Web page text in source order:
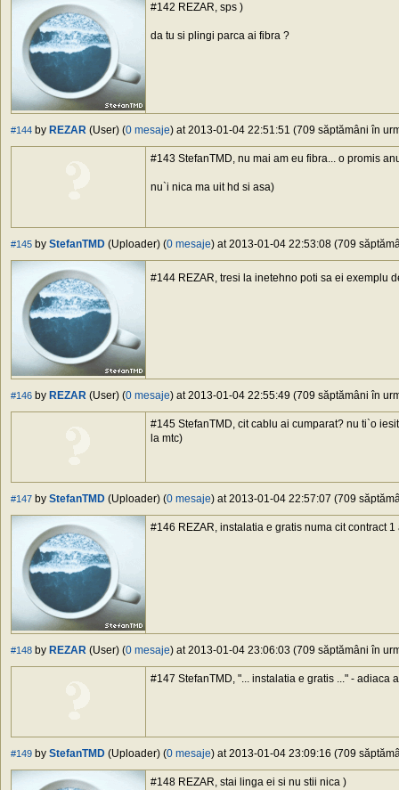
#142 REZAR, sps )
da tu si plingi parca ai fibra ?
#144 by REZAR (User) (0 mesaje) at 2013-01-04 22:51:51 (709 săptămâni în
#143 StefanTMD, nu mai am eu fibra... o promis
nu`i nica ma uit hd si asa)
#145 by StefanTMD (Uploader) (0 mesaje) at 2013-01-04 22:53:08 (709
#144 REZAR, tresi la inetehno poti sa ei exemplu
#146 by REZAR (User) (0 mesaje) at 2013-01-04 22:55:49 (709 săptămâni în
#145 StefanTMD, cit cablu ai cumparat? nu ti`o
la mtc)
#147 by StefanTMD (Uploader) (0 mesaje) at 2013-01-04 22:57:07 (709
#146 REZAR, instalatia e gratis numa cit contract
#148 by REZAR (User) (0 mesaje) at 2013-01-04 23:06:03 (709 săptămâni în
#147 StefanTMD, "... instalatia e gratis ..." -
#149 by StefanTMD (Uploader) (0 mesaje) at 2013-01-04 23:09:16 (709
#148 REZAR, stai linga ei si nu stii nica )